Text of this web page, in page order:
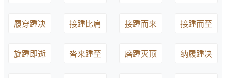
履穿踵决 接踵比肩 接踵而来 接踵而至
旋踵即逝 沓来踵至 磨踵灭顶 纳履踵决